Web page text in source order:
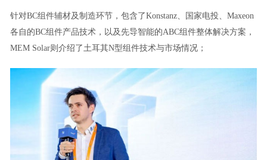
针对BC组件辅材及制造环节，包含了Konstanz、国家电投、Maxeon
各自的BC组件产品技术，以及先导智能的ABC组件整体解决方案，
MEM Solar则介绍了土耳其N型组件技术与市场情况；